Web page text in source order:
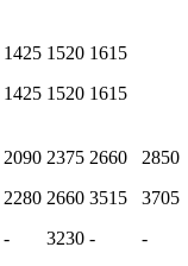
1425
1425
1520
1520
1615
1615
2090
2280
-
2375
2660
3230
2660
3515
-
2850
3705
-